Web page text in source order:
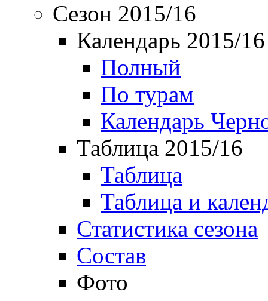
Сезон 2015/16
Календарь 2015/16
Полный
По турам
Календарь
Таблица 2015/16
Таблица
Таблица и
Статистика сезона
Состав
Фото